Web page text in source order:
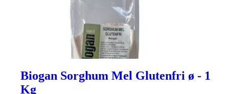
Biogan Sorghum Mel Glutenfri ø - 1
Kg